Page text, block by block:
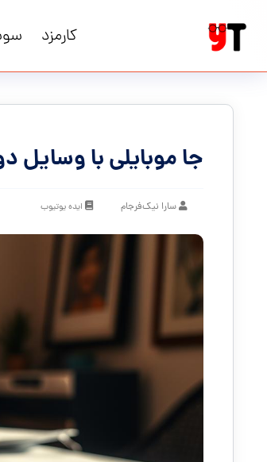
کارمزد
جا موبایلی با وسایل
سارا نیک‌فرجام ایده یوتیوب